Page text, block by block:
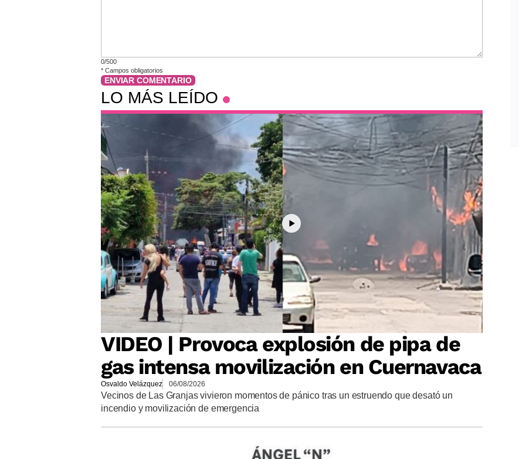
0/500
* Campos obligatorios
ENVIAR COMENTARIO
LO MÁS LEÍDO
VIDEO | Provoca explosión de pipa de
gas intensa movilización en Cuernavaca
Osvaldo Velázquez 06/08/2026
Vecinos de Las Granjas vivieron momentos de pánico tras un estruendo que desató un
incendio y movilización de emergencia